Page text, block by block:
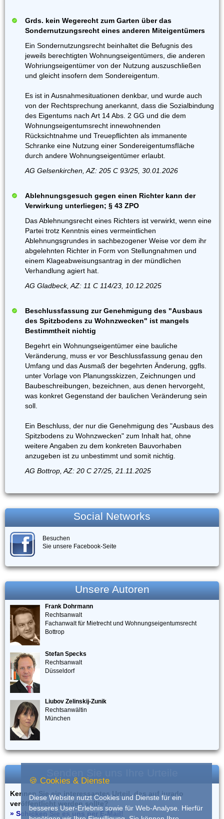
Grds. kein Wegerecht zum Garten über das
Sondernutzungsrecht eines anderen Miteigentümers
Ein Sondernutzungsrecht beinhaltet die Befugnis des
jeweils berechtigten Wohnungseigentümers, die anderen
Wohriungseigentümer von der Nutzung auszuschließen
und gleicht insofern dem Sondereigentum.
Es ist in Ausnahmesituationen denkbar, und wurde auch
von der Rechtsprechung anerkannt, dass die Sozialbindung
des Eigentums nach Art 14 Abs. 2 GG und die dem
Wohnungseigentumsrecht innewohnenden
Rücksichtnahme und Treuepflichten als immanente
Schranke eine Nutzung einer SondereigentumsfIäche
durch andere Wohnungseigentümer erlaubt.
AG Gelsenkirchen, AZ: 205 C 93/25, 30.01.2026
Ablehnungsgesuch gegen einen Richter kann der
Verwirkung unterliegen; § 43 ZPO
Das Ablehnungsrecht eines Richters ist verwirkt, wenn eine
Partei trotz Kenntnis eines vermeintlichen
Ablehnungsgrundes in sachbezogener Weise vor dem ihr
abgelehnten Richter in Form von Stellungnahmen und
einem Klageabweisungsantrag in der mündlichen
Verhandlung agiert hat.
AG Gladbeck, AZ: 11 C 114/23, 10.12.2025
Beschlussfassung zur Genehmigung des "Ausbaus
des Spitzbodens zu Wohnzwecken" ist mangels
Bestimmtheit nichtig
Begehrt ein Wohnungseigentümer eine bauliche
Veränderung, muss er vor Beschlussfassung genau den
Umfang und das Ausmaß der begehrten Änderung, ggfls.
unter Vorlage von Planungsskizzen, Zeichnungen und
Baubeschreibungen, bezeichnen, aus denen hervorgeht,
was konkret Gegenstand der baulichen Veränderung sein
soll.
Ein Beschluss, der nur die Genehmigung des "Ausbaus des
Spitzbodens zu Wohnzwecken" zum Inhalt hat, ohne
weitere Angaben zu dem konkreten Bauvorhaben
anzugeben ist zu unbestimmt und somit nichtig.
AG Bottrop, AZ: 20 C 27/25, 21.11.2025
Social Networks
Besuchen
Sie unsere Facebook-Seite
Unsere Autoren
Frank Dohrmann
Rechtsanwalt
Fachanwalt für Mietrecht und Wohnungseigentumsrecht
Bottrop
Stefan Specks
Rechtsanwalt
Düsseldorf
Liubov Zelinskij-Zunik
Rechtsanwältin
München
Kennen Sie ein interessantes Urteil, das auf iurado
veröffentlicht werden sollte?
» Schicken Sie es uns per E-Mail!
🍪 Cookies & Dienste
Diese Website nutzt Cookies und Dienste für ein
besseres User-Erlebnis sowie für Web-Analyse. Hierfür